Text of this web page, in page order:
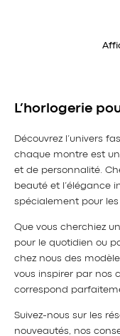
L’horlogerie
Découvrez l’univers
chaque montre est
et de personnalité.
beauté et l’élégance
spécialement pour
Que vous cherchiez
pour le quotidien ou
chez nous des
vous inspirer par nos
correspond
Suivez-nous sur les
nouveautés, nos